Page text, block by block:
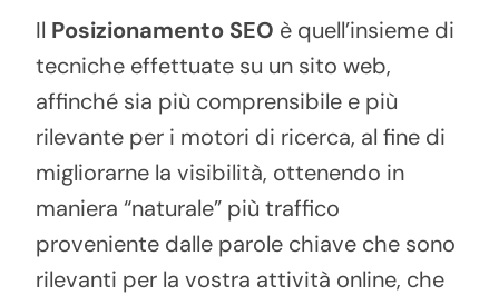
Il Posizionamento SEO è quell’insieme di
tecniche effettuate su un sito web,
affinché sia più comprensibile e più
rilevante per i motori di ricerca, al fine di
migliorarne la visibilità, ottenendo in
maniera “naturale” più traffico
proveniente dalle parole chiave che sono
rilevanti per la vostra attività online, che